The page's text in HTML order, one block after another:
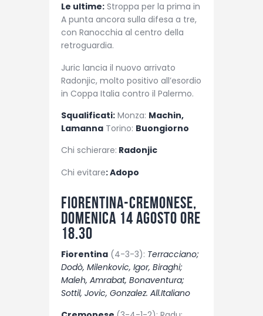
Le ultime: Stroppa per la prima in
A punta ancora sulla difesa a tre,
con Ranocchia al centro della
retroguardia.
Juric lancia il nuovo arrivato
Radonjic, molto positivo all’esordio
in Coppa Italia contro il Palermo.
Squalificati: Monza: Machin,
Lamanna Torino: Buongiorno
Chi schierare: Radonjic
Chi evitare: Adopo
Fiorentina-Cremonese,
domenica 14 agosto ore
18.30
Fiorentina (4-3-3): Terracciano;
Dodò, Milenkovic, Igor, Biraghi;
Maleh, Amrabat, Bonaventura;
Sottil, Jovic, Gonzalez. All.Italiano